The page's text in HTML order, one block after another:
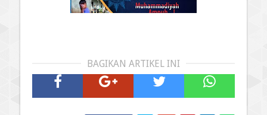
BAGIKAN ARTIKEL INI